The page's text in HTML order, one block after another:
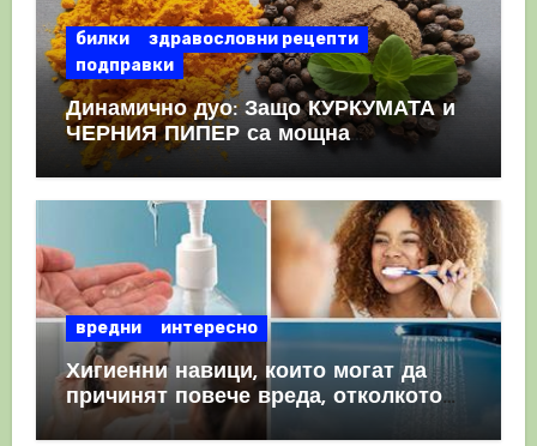
билки
здравословни рецепти
подправки
Динамично дуо: Защо КУРКУМАТА и
ЧЕРНИЯ ПИПЕР са мощна
комбинация
вредни интересно
Хигиенни навици, които могат да
причинят повече вреда, отколкото
полза